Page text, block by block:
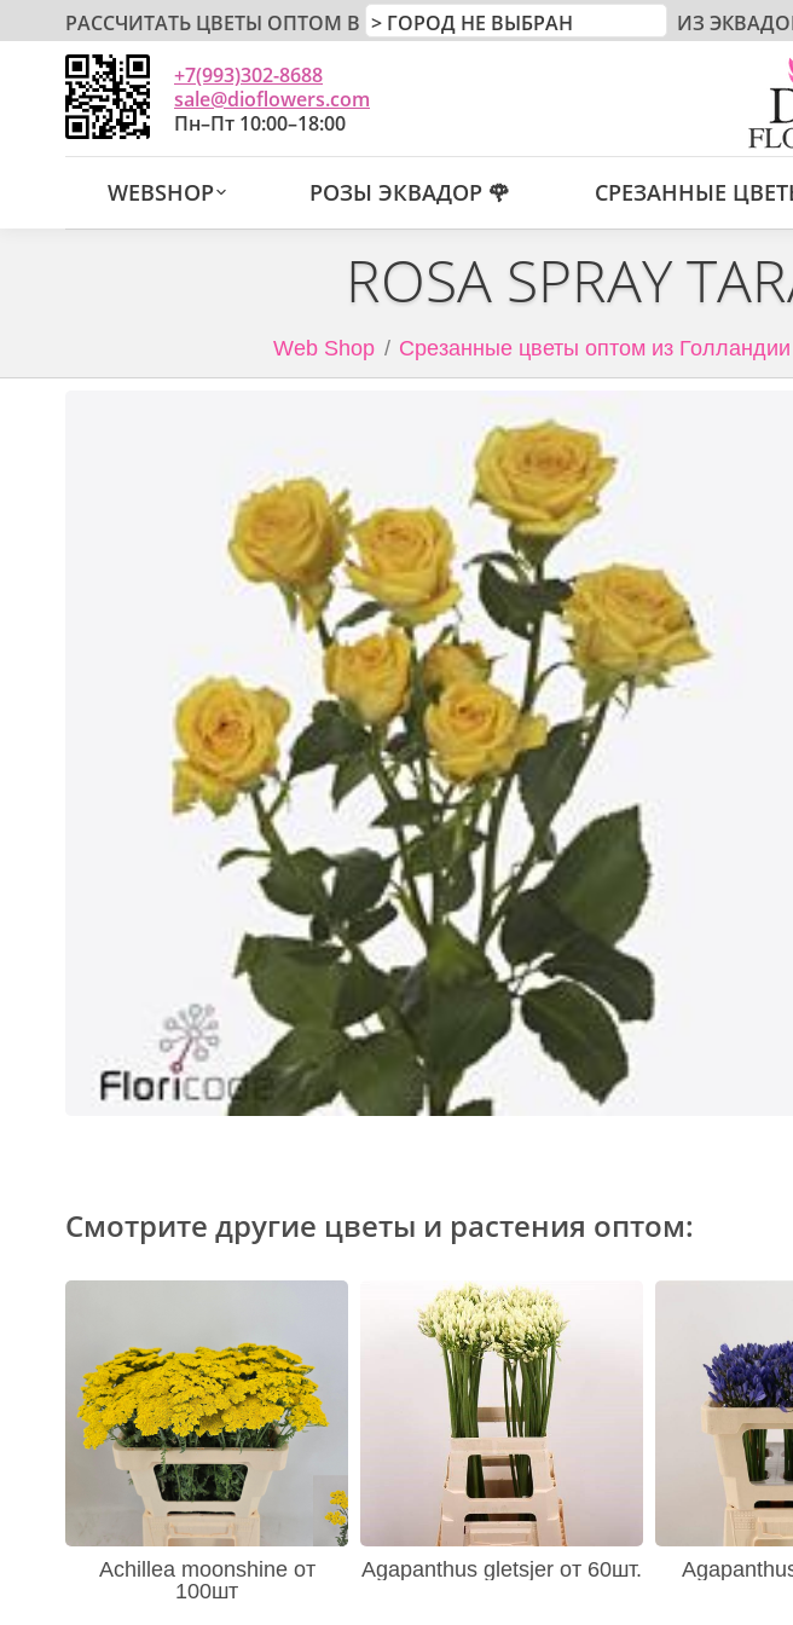
РАССЧИТАТЬ ЦВЕТЫ ОПТОМ В ИЗ
+7(993)302-8688
sale@dioflowers.com
Пн–Пт 10:00–18:00
WEBSHOP РОЗЫ ЭКВАДОР 🌹 СРЕЗАННЫЕ
ROSA SPRAY
Web Shop Срезанные цветы оптом из Голландии
Смотрите другие цветы и растения оптом:
Achillea moonshine от
100шт
Agapanthus gletsjer от 60шт.